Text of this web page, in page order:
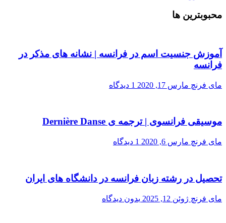
محبوبترین ها
آموزش جنسیت اسم در فرانسه | نشانه های مذکر در
فرانسه
مای فرنچ مارس 17, 2020 1 دیدگاه
موسیقی فرانسوی | ترجمه ی Dernière Danse
مای فرنچ مارس 6, 2020 1 دیدگاه
تحصیل در رشته زبان فرانسه در دانشگاه های ایران
مای فرنچ ژوئن 12, 2025 بدون دیدگاه